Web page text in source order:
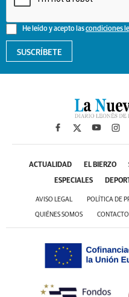
He leído y acepto lascondiciones
SUSCRÍBETE
ACTUALIDAD EL BIERZO
ESPECIALES
AVISO LEGAL POLÍTICA DE
QUIÉNES SOMOS CONTACTO